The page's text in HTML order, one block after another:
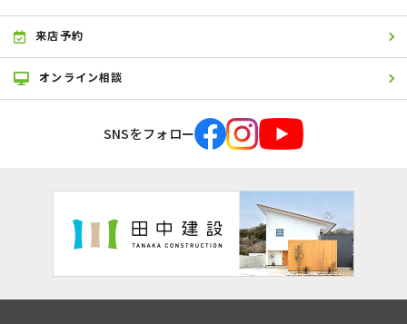
来店予約
オンライン相談
SNSをフォロー